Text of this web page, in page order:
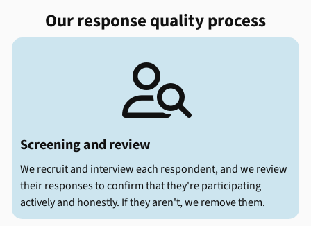
Our response quality process

Screening and review
We recruit and interview each respondent, and we review
their responses to confirm that they're participating
actively and honestly. If they aren't, we remove them.